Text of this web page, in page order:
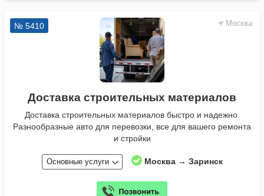
Москва
№ 5410
Доставка строительных материалов
Доставка строительных материалов быстро и надежно.
Разнообразные авто для перевозки, все для вашего ремонта
и стройки
Основные услуги Москва → Заринск